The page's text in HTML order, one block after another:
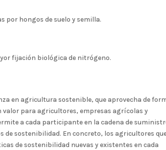
por hongos de suelo y semilla.
fijación biológica de nitrógeno.
en agricultura sostenible, que aprovecha de
para agricultores, empresas agrícolas y
a cada participante en la cadena de
de sostenibilidad. En concreto, los agricultores
de sostenibilidad nuevas y existentes en cada